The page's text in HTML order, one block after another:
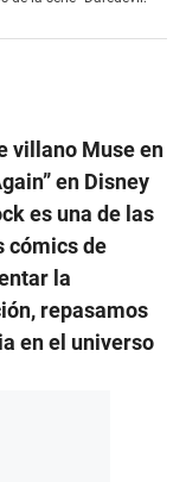
villano Muse en
en Disney
es una de las
cómics de
la
repasamos
en el universo